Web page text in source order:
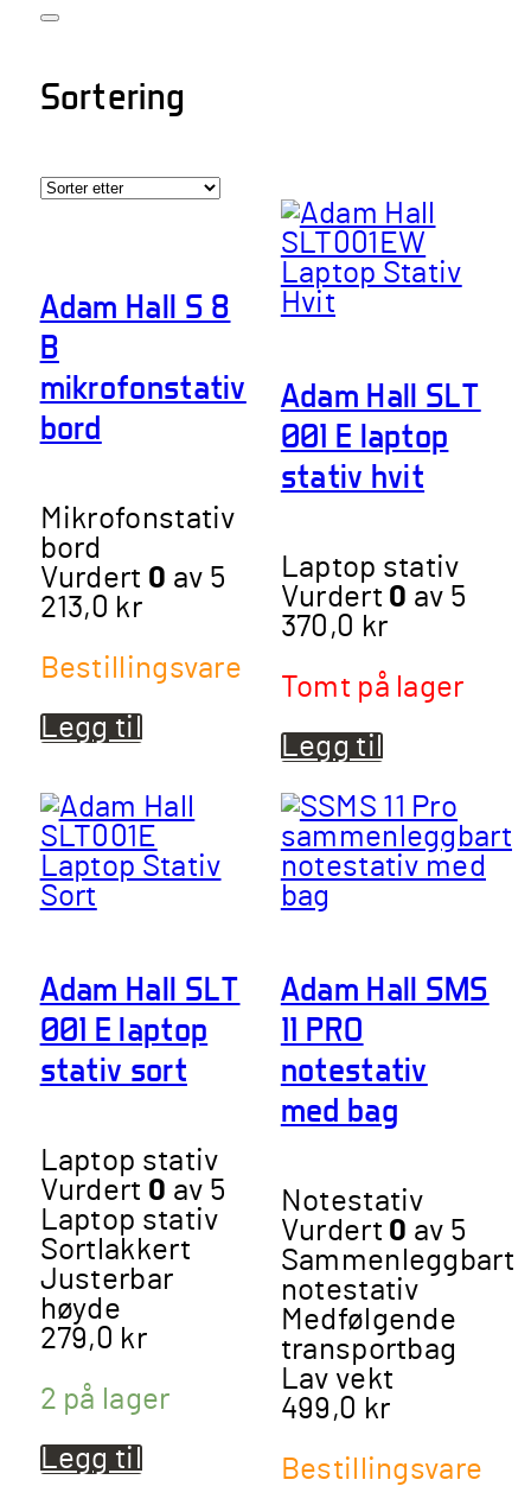
Sortering
Adam Hall S 8
B
mikrofonstativ
bord
Mikrofonstativ
bord
Vurdert 0 av 5
213,0 kr
Bestillingsvare
Legg til
Adam Hall SLT
001 E laptop
stativ hvit
Laptop stativ
Vurdert 0 av 5
370,0 kr
Tomt på lager
Legg til
Adam Hall SLT
001 E laptop
stativ sort
Laptop stativ
Vurdert 0 av 5
Laptop stativ
Sortlakkert
Justerbar
høyde
279,0 kr
2 på lager
Legg til
Adam Hall SMS
11 PRO
notestativ
med bag
Notestativ
Vurdert 0 av 5
Sammenleggbart
notestativ
Medfølgende
transportbag
Lav vekt
499,0 kr
Bestillingsvare